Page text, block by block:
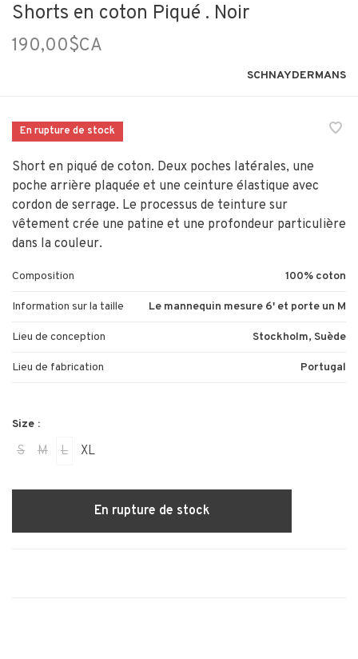
Shorts en coton Piqué . Noir
190,00$CA
SCHNAYDERMANS
En rupture de stock
Short en piqué de coton. Deux poches latérales, une
poche arrière plaquée et une ceinture élastique avec
cordon de serrage. Le processus de teinture sur
vêtement crée une patine et une profondeur particulière
dans la couleur.
Composition 100% coton
Information sur la taille Le mannequin mesure 6' et porte un M
Lieu de conception Stockholm, Suède
Lieu de fabrication Portugal
Size :
S M L XL
En rupture de stock